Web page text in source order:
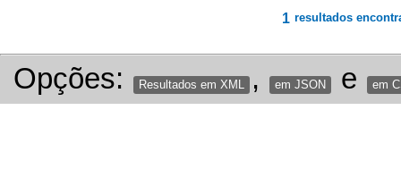
1 resultados
Opções: Resultados em XML , em JSON e em